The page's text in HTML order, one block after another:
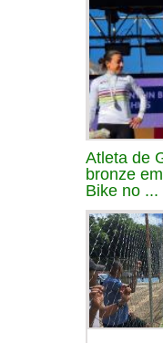
Atleta de
bronze
Bike no ...